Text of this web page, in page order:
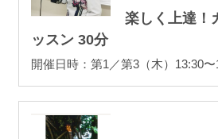
楽しく上達！
ッスン 30分
開催日時：第1／第3（木）13:30〜